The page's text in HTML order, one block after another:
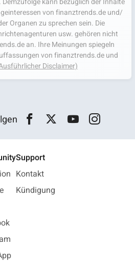
von finanztrends.de und/
Organen zu sprechen sein. Die
usw. gehören nicht
an. Ihre Meinungen spiegeln
von finanztrends.de und
Disclaimer)
Support
Kontakt
Kündigung